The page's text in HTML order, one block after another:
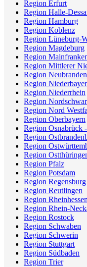
Region Erfurt
Region Halle-
Region Hamburg
Region Koblenz
Region Lüneburg-
Region Magdeburg
Region
Region Mittlerer
Region
Region
Region Niederrhein
Region
Region Nord
Region Oberbayern
Region Osnabrück
Region
Region
Region
Region Pfalz
Region Potsdam
Region Regensburg
Region Reutlingen
Region Rheinhessen
Region Rhein-
Region Rostock
Region Schwaben
Region Schwerin
Region Stuttgart
Region Südbaden
Region Trier